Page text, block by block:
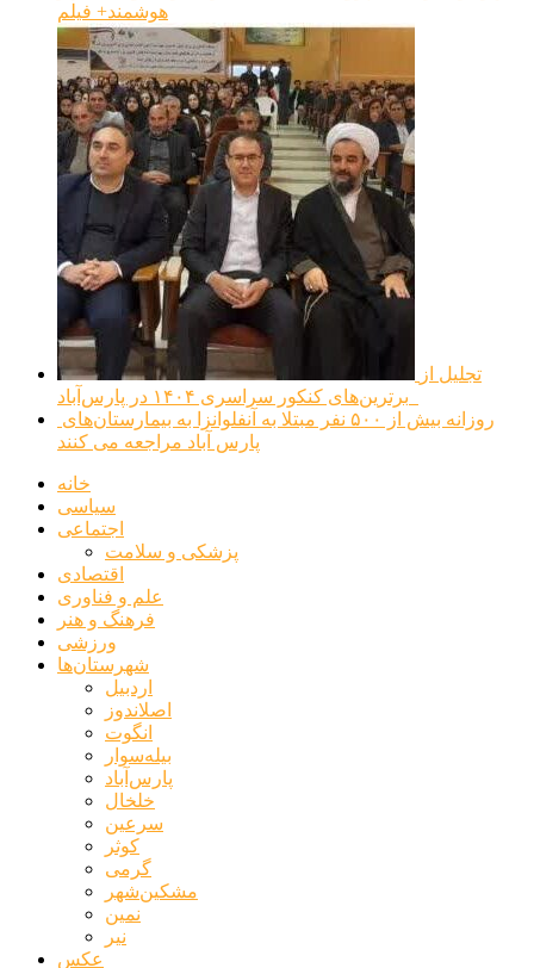
هوشمند+ فیلم
پارس آباد مراجعه می کنند
خانه
سیاسی
اجتماعی
پزشکی و سلامت
اقتصادی
علم و فناوری
فرهنگ و هنر
ورزشی
شهرستان‌ها
اردبیل
اصلاندوز
انگوت
بیله‌سوار
پارس‌آباد
خلخال
سرعین
کوثر
گرمی
مشکین‌شهر
نمین
نیر
عکس